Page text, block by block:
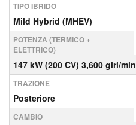
TIPO IBRIDO
Mild Hybrid (MHEV)
POTENZA (TERMICO +
ELETTRICO)
147 kW (200 CV) 3,600 giri/min
TRAZIONE
Posteriore
CAMBIO